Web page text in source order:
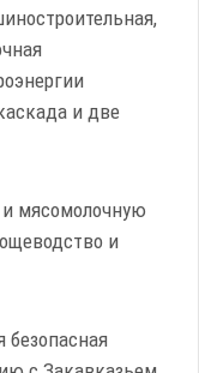
и две
и мясомолочную
и
безопасная